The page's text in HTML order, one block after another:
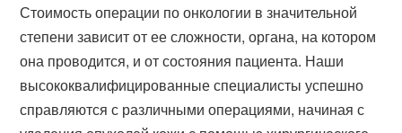
Стоимость операции по онкологии в значительной
степени зависит от ее сложности, органа, на котором
она проводится, и от состояния пациента. Наши
высококвалифицированные специалисты успешно
справляются с различными операциями, начиная с